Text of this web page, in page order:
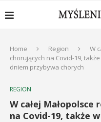
Home Region
W
chorujących na Covid-19,
dniem przybywa chorych
REGION
W całej Małopolsce
na Covid-19, także